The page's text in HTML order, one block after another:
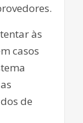
às
casos
de